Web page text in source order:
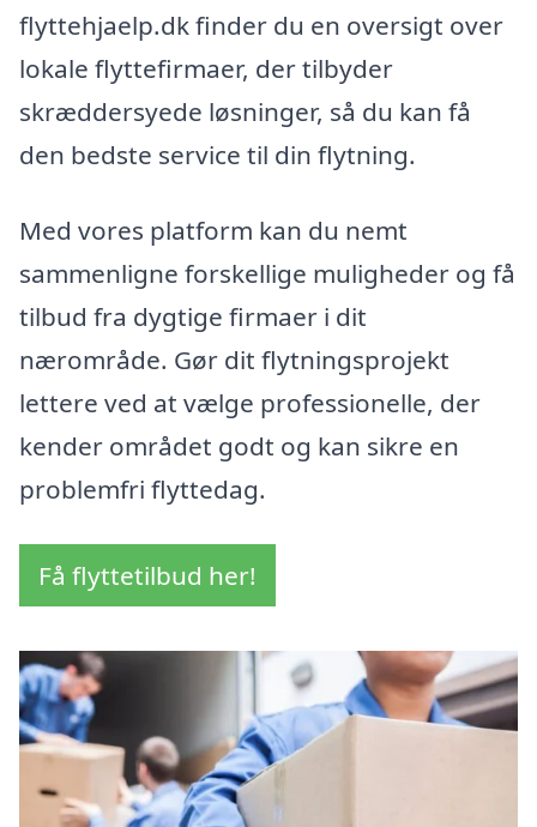
flyttehjaelp.dk finder du en oversigt over
lokale flyttefirmaer, der tilbyder
skræddersyede løsninger, så du kan få
den bedste service til din flytning.
Med vores platform kan du nemt
sammenligne forskellige muligheder og få
tilbud fra dygtige firmaer i dit
nærområde. Gør dit flytningsprojekt
lettere ved at vælge professionelle, der
kender området godt og kan sikre en
problemfri flyttedag.
Få flyttetilbud her!